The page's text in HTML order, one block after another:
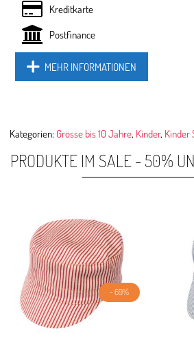
Kreditkarte
Postfinance
MEHR INFORMATIONEN
Kategorien: Grösse bis 10 Jahre, Kinder, Kinder
PRODUKTE IM SALE - 50%
- 69%